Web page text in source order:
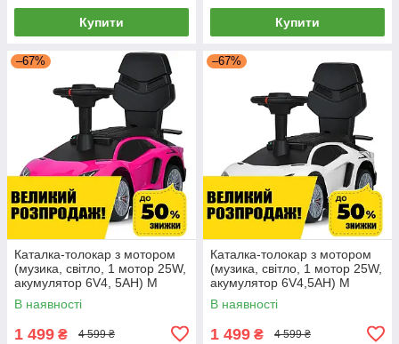
Купити Купити
–67%
Каталка-толокар з мотором
(музика, світло, 1 мотор 25W,
акумулятор 6V4, 5AH) M
5777EBL-8 Рожевий
В наявності
1 499 ₴ 4 599 ₴
–67%
Каталка-толокар з мотором
(музика, світло, 1 мотор 25W,
акумулятор 6V4,5AH) M
5777EBL-1 Білий
В наявності
1 499 ₴ 4 599 ₴